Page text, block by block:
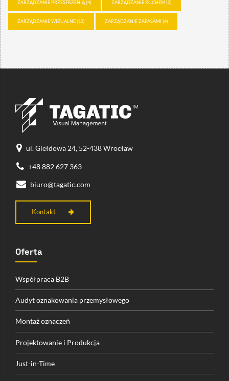
ZARZĄDZANIE PRZESTRZENIĄ(4) ZARZĄDZANIE RUCHEM(3)
ZARZĄDZANIE WIZUALNE(12) ZARZĄDZANIE ZAPASAMI (4)
ul. Giełdowa 24, 52-438 Wrocław
+48 882 627 363
biuro@tagatic.com
Kontakt
Oferta
Współpraca B2B
Audyt oznakowania przemysłowego
Montaż oznaczeń
Projektowanie i Produkcja
Just-in-Time